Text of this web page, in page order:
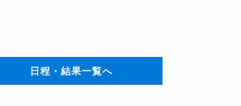
日程・結果一覧へ